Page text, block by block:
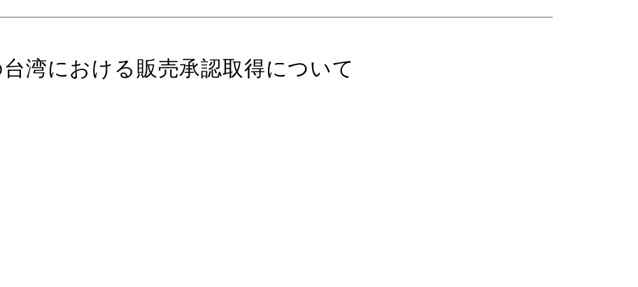
湾における販売承認取得について